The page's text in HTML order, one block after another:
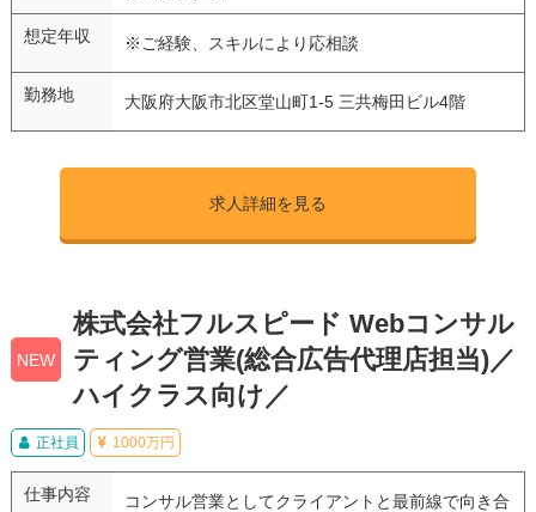
想定年収 ※ご経験、スキルにより応相談
勤務地 大阪府大阪市北区堂山町1-5 三共梅田ビル4階
求人詳細を見る
NEW
株式会社フルスピード Webコンサル
ティング営業(総合広告代理店担当)／
ハイクラス向け／
正社員 1000万円
仕事内容
コンサル営業としてクライアントと最前線で向き合